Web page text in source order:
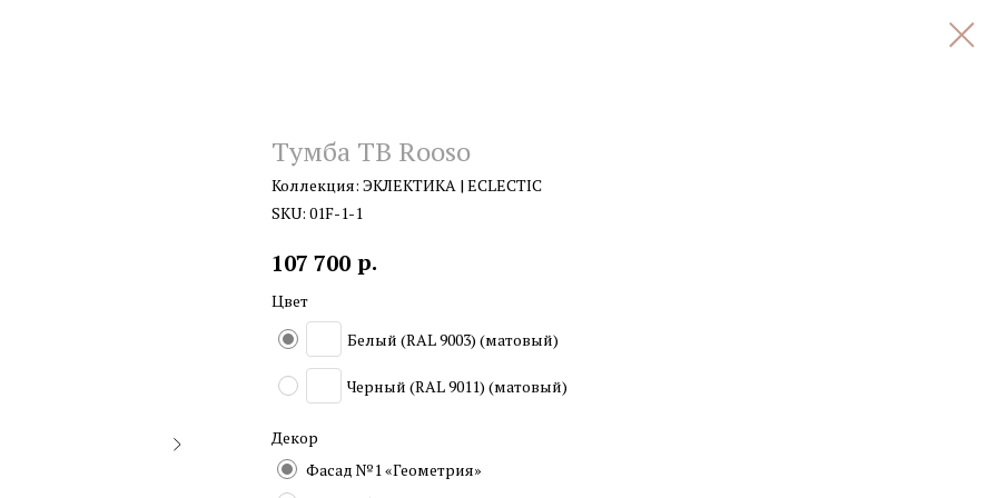
Тумба ТВ Rooso
Коллекция: ЭКЛЕКТИКА | ECLECTIC
SKU: 01F-1-1
107 700 р.
Цвет
Белый (RAL 9003) (матовый)
Черный (RAL 9011) (матовый)
Декор
Фасад №1 «Геометрия»